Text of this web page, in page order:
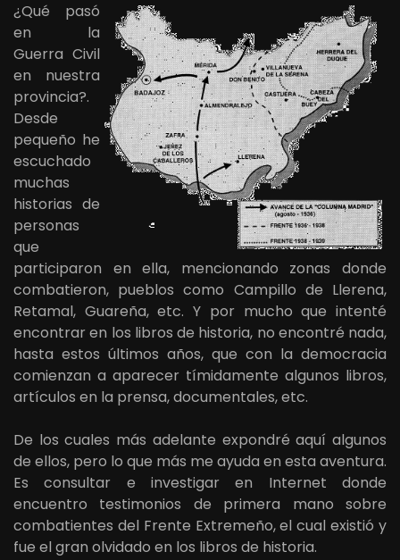
¿Qué pasó
en la
Guerra Civil
en nuestra
provincia?.
Desde
pequeño he
escuchado
muchas
historias de
personas
que
participaron en ella, mencionando zonas donde
combatieron, pueblos como Campillo de Llerena,
Retamal, Guareña, etc. Y por mucho que intenté
encontrar en los libros de historia, no encontré nada,
hasta estos últimos años, que con la democracia
comienzan a aparecer tímidamente algunos libros,
artículos en la prensa, documentales, etc.
De los cuales más adelante expondré aquí algunos
de ellos, pero lo que más me ayuda en esta aventura.
Es consultar e investigar en Internet donde
encuentro testimonios de primera mano sobre
combatientes del Frente Extremeño, el cual existió y
fue el gran olvidado en los libros de historia.